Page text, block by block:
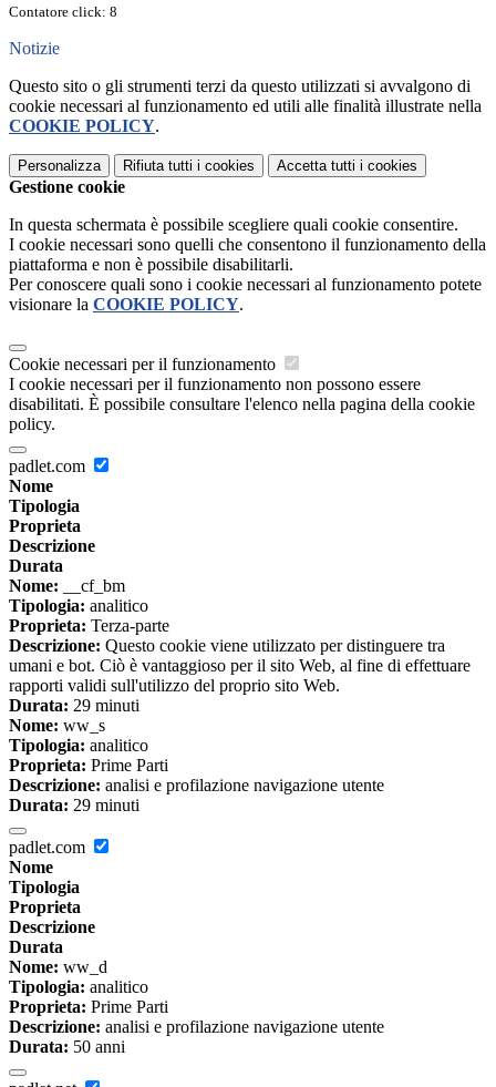
Contatore click: 8
Notizie
Questo sito o gli strumenti terzi da questo utilizzati si avvalgono di
cookie necessari al funzionamento ed utili alle finalità illustrate nella
COOKIE POLICY.
Personalizza Rifiuta tutti i cookies Accetta tutti i cookies
Gestione cookie
In questa schermata è possibile scegliere quali cookie consentire.
I cookie necessari sono quelli che consentono il funzionamento della
piattaforma e non è possibile disabilitarli.
Per conoscere quali sono i cookie necessari al funzionamento potete
visionare la COOKIE POLICY.
Cookie necessari per il funzionamento
I cookie necessari per il funzionamento non possono essere
disabilitati. È possibile consultare l'elenco nella pagina della cookie
policy.
padlet.com
Nome
Tipologia
Proprieta
Descrizione
Durata
Nome: __cf_bm
Tipologia: analitico
Proprieta: Terza-parte
Descrizione: Questo cookie viene utilizzato per distinguere tra
umani e bot. Ciò è vantaggioso per il sito Web, al fine di effettuare
rapporti validi sull'utilizzo del proprio sito Web.
Durata: 29 minuti
Nome: ww_s
Tipologia: analitico
Proprieta: Prime Parti
Descrizione: analisi e profilazione navigazione utente
Durata: 29 minuti
padlet.com
Nome
Tipologia
Proprieta
Descrizione
Durata
Nome: ww_d
Tipologia: analitico
Proprieta: Prime Parti
Descrizione: analisi e profilazione navigazione utente
Durata: 50 anni